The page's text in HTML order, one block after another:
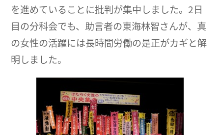
を進めていることに批判が集中しました。2日
目の分科会でも、助言者の東海林智さんが、真
の女性の活躍には長時間労働の是正がカギと解
明しました。